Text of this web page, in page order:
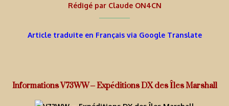
Rédigé par Claude ON4CN
Article traduite en Français via Google Translate
Informations V73WW – Expéditions DX des Îles Marshall